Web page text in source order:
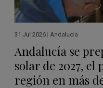
31 Jul 2026 | Andalucía
Andalucía se
solar de 2027,
región en más